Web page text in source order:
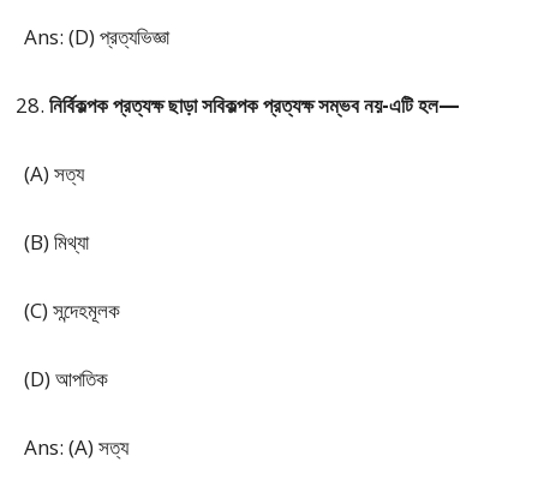
Ans: (D) প্রত্যভিজ্ঞা
নির্বিকল্পক প্রত্যক্ষ ছাড়া সবিকল্পক প্রত্যক্ষ সম্ভব নয়-এটি হল—
(A) সত্য
(B) মিথ্যা
(C) সন্দেহমূলক
(D) আপতিক
Ans: (A) সত্য